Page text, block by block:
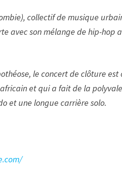
collectif de musique
avec son mélange de hip-
le concert de clôture
et qui a fait de la
et une longue carrière solo.